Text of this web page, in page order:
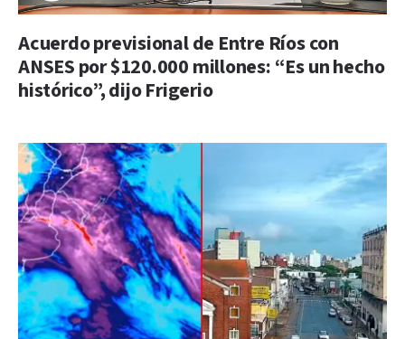
Acuerdo previsional de Entre Ríos con
ANSES por $120.000 millones: “Es un hecho
histórico”, dijo Frigerio